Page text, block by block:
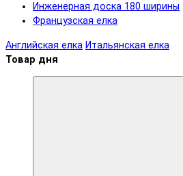
Инженерная доска 180 ширины
Французская елка
Английская елка Итальянская елка
Товар дня